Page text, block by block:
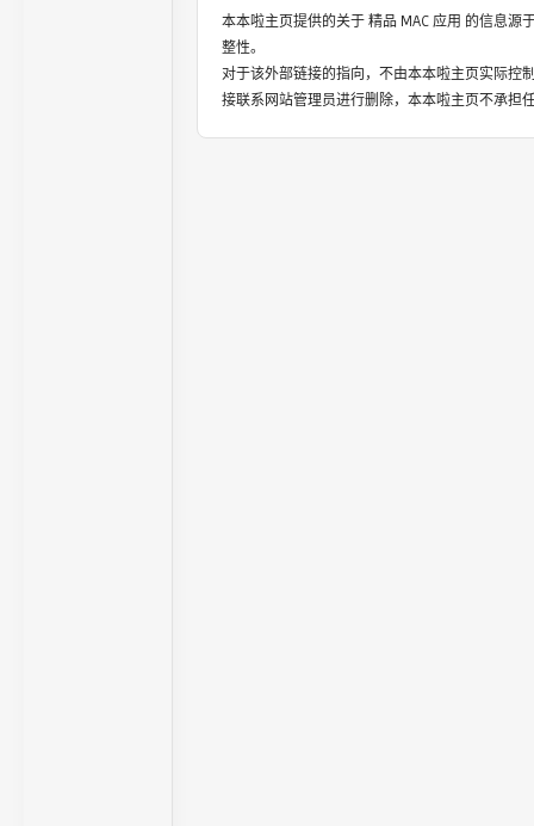
本本啦主页提供的关于精品 MAC 应用 的信息源
整性。
对于该外部链接的指向，不由本本啦主页实际控
接联系网站管理员进行删除，本本啦主页不承担